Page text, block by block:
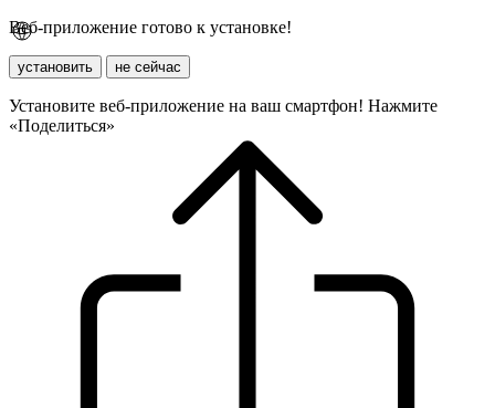
Веб-приложение готово к установке!
установить не сейчас
Установите веб-приложение на ваш смартфон! Нажмите
«Поделиться»